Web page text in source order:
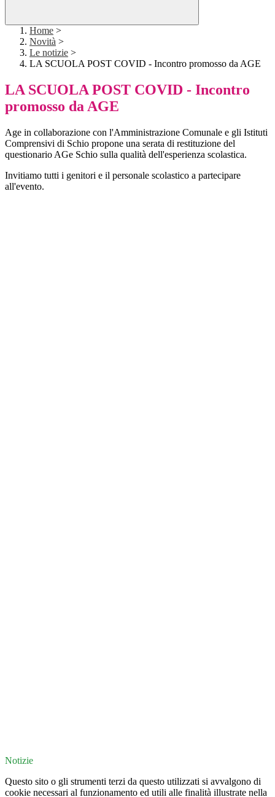
Home >
Novità >
Le notizie >
LA SCUOLA POST COVID - Incontro promosso da AGE
LA SCUOLA POST COVID - Incontro
promosso da AGE
Age in collaborazione con l'Amministrazione Comunale e gli Istituti
Comprensivi di Schio propone una serata di restituzione del
questionario AGe Schio sulla qualità dell'esperienza scolastica.
Invitiamo tutti i genitori e il personale scolastico a partecipare
all'evento.
Notizie
Questo sito o gli strumenti terzi da questo utilizzati si avvalgono di
cookie necessari al funzionamento ed utili alle finalità illustrate nella